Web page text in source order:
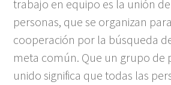
trabajo en equipo es la unión
personas, que se organizan
cooperación por la búsqueda
meta común. Que un grupo de
unido significa que todas las